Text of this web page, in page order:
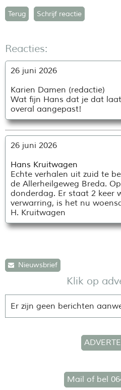
Terug Schrijf reactie
Reacties:
26 juni 2026
Karien Damen (redactie)
Wat fijn Hans dat je dat
overal aangepast!
26 juni 2026
Hans Kruitwagen
Echte verhalen uit zuid te
de Allerheilgeweg Breda.
donderdag. Er staat 2 keer
verwarring, is het nu
H. Kruitwagen
Nieuwsbrief
Klik op
Er zijn geen berichten
Mail of bel